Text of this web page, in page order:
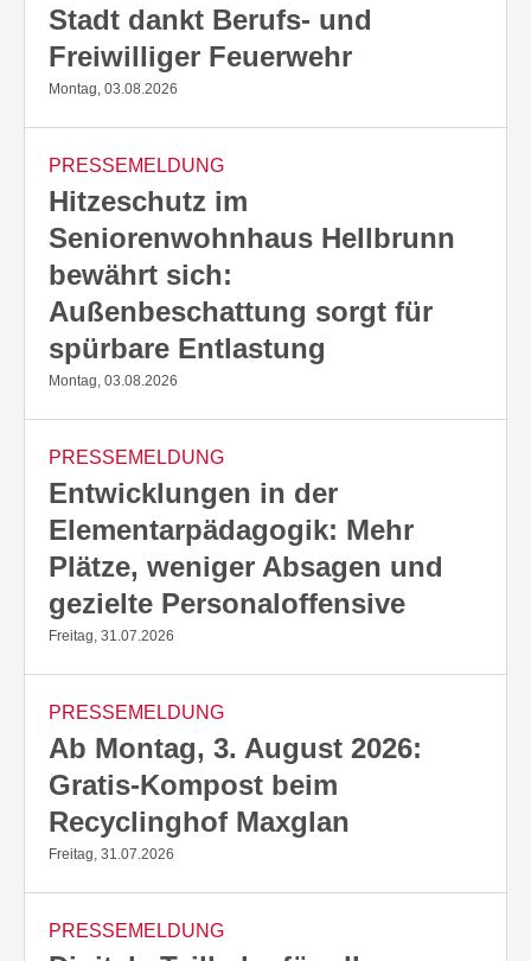
Stadt dankt Berufs- und
Freiwilliger Feuerwehr
Montag, 03.08.2026
PRESSEMELDUNG
Hitzeschutz im
Seniorenwohnhaus Hellbrunn
bewährt sich:
Außenbeschattung sorgt für
spürbare Entlastung
Montag, 03.08.2026
PRESSEMELDUNG
Entwicklungen in der
Elementarpädagogik: Mehr
Plätze, weniger Absagen und
gezielte Personaloffensive
Freitag, 31.07.2026
PRESSEMELDUNG
Ab Montag, 3. August 2026:
Gratis-Kompost beim
Recyclinghof Maxglan
Freitag, 31.07.2026
PRESSEMELDUNG